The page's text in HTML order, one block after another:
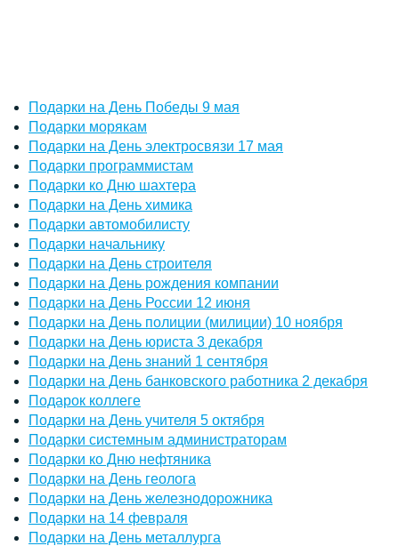
Подарки на День Победы 9 мая
Подарки морякам
Подарки на День электросвязи 17 мая
Подарки программистам
Подарки ко Дню шахтера
Подарки на День химика
Подарки автомобилисту
Подарки начальнику
Подарки на День строителя
Подарки на День рождения компании
Подарки на День России 12 июня
Подарки на День полиции (милиции) 10 ноября
Подарки на День юриста 3 декабря
Подарки на День знаний 1 сентября
Подарки на День банковского работника 2 декабря
Подарок коллеге
Подарки на День учителя 5 октября
Подарки системным администраторам
Подарки ко Дню нефтяника
Подарки на День геолога
Подарки на День железнодорожника
Подарки на 14 февраля
Подарки на День металлурга